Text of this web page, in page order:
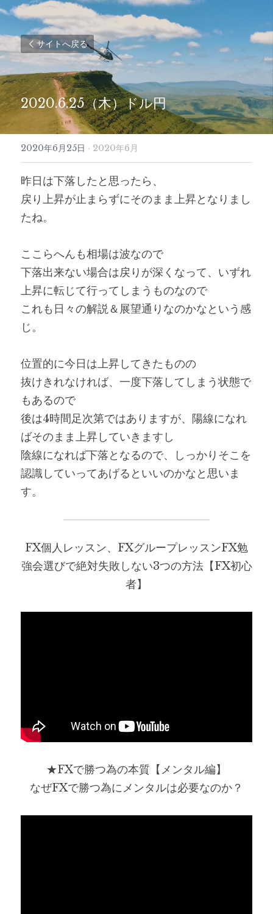
サイトへ戻る
2020.6.25（木）ドル円
2020年6月25日 · 2020年6月
昨日は下落したと思ったら、
戻り上昇が止まらずにそのまま上昇となりまし
たね。
ここらへんも相場は波なので
下落出来ない場合は戻りが深くなって、いずれ
上昇に転じて行ってしまうものなので
これも日々の解説＆展望通りなのかなという感
じ。
位置的に今日は上昇してきたものの
抜けきれなければ、一度下落してしまう状態で
もあるので
後は4時間足次第ではありますが、陽線になれ
ばそのまま上昇していきますし
陰線になれば下落となるので、しっかりそこを
認識していってあげるといいのかなと思いま
す。
FX個人レッスン、FXグループレッスンFX勉
強会選びで絶対失敗しない3つの方法【FX初心
者】
★FXで勝つ為の本質【メンタル編】
なぜFXで勝つ為にメンタルは必要なのか？